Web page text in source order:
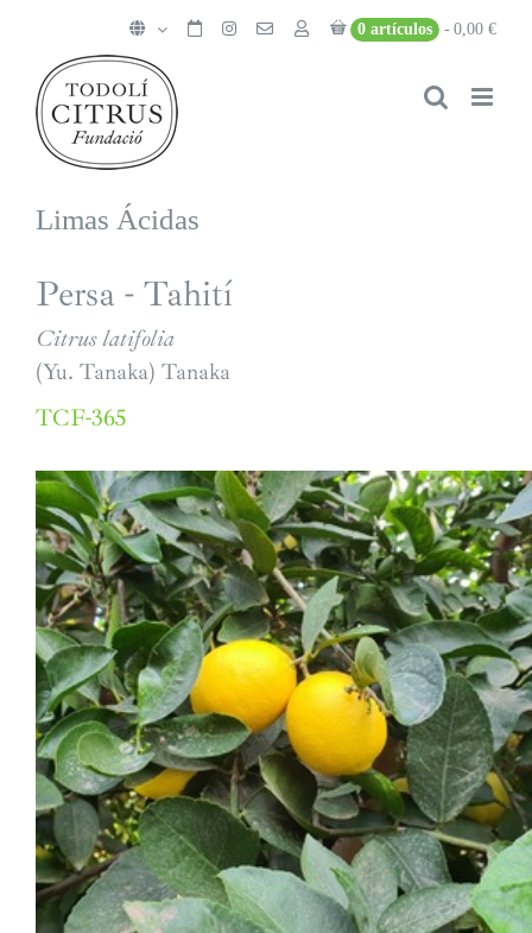
contenido
0 artículos 0,00 €
Limas Ácidas
Persa - Tahití
Citrus latifolia
(Yu. Tanaka) Tanaka
TCF-365